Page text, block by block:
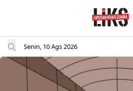
Senin, 10 Ags 2026